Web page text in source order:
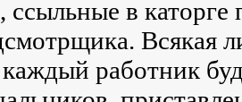
ссыльные в каторге
Всякая
работник